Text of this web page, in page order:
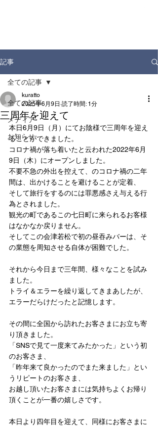
記事
全ての記事
メディア
お知らせ
全ての記事
三周年を迎えて
kuratto
2025年6月9日 読了時間: 1分
本日6月9日（月）にてお陰様で三周年を迎え
ることができました。
コロナ禍が落ち着いたと云われた2022年6月
9日（木）にオープンしました。
不要不急の外出を控えて、のコロナ禍の二年
間は、出かけることを避けることが定着、
そして旅行をするのには罪悪感さえ与える行
為とされました。
観光の町であるこの七日町に来られるお客様
はなかなか戻りません。
そしてこの会津若松で初の昼吞みバーは、そ
の業態を周知させる自体が困難でした。
それから今日まで三年間、様々なことを試み
ました。
トライ＆エラーを繰り返してきまあしたが、
エラーだらけだったと記憶します。
その間に全国から訪れたお客さまにお立ち寄
り頂きました。
「SNSで見て一度来てみたかった」という初
のお客さま、
「昨年来て良かったのでまた来ました」とい
うリピートのお客さま、
お越し頂いたお客さまには気持ちよくお帰り
頂くことが一番の嬉しさです。
本日より四年目を迎えて、同様にお客さまに